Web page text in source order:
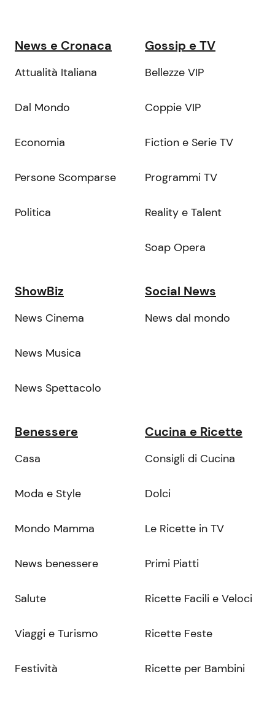
News e Cronaca
Attualità Italiana
Dal Mondo
Economia
Persone Scomparse
Politica
Gossip e TV
Bellezze VIP
Coppie VIP
Fiction e Serie TV
Programmi TV
Reality e Talent
Soap Opera
ShowBiz
News Cinema
News Musica
News Spettacolo
Social News
News dal mondo
Benessere
Casa
Moda e Style
Mondo Mamma
News benessere
Salute
Viaggi e Turismo
Festività
Cucina e Ricette
Consigli di Cucina
Dolci
Le Ricette in TV
Primi Piatti
Ricette Facili e Veloci
Ricette Feste
Ricette per Bambini